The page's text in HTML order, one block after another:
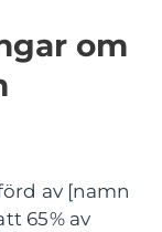
om
av [namn
65% av